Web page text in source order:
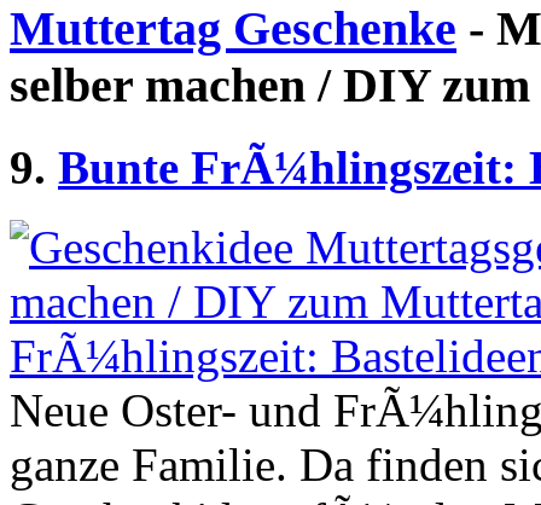
Muttertag Geschenke -
selber machen / DIY
9. Bunte FrÃ¼hlingszeit:
Neue Oster- und
ganze Familie. Da finden